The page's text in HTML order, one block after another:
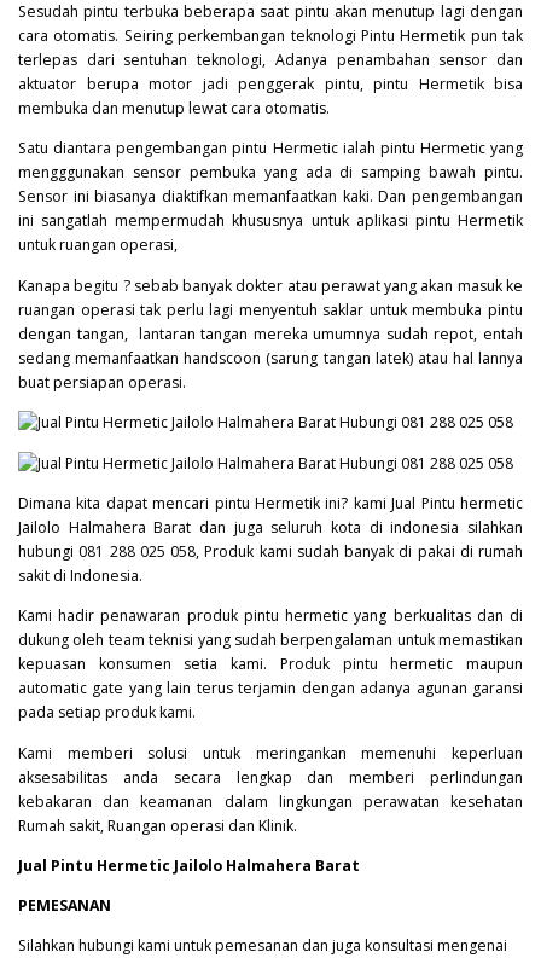
Sesudah pintu terbuka beberapa saat pintu akan menutup lagi dengan
cara otomatis. Seiring perkembangan teknologi Pintu Hermetik pun tak
terlepas dari sentuhan teknologi, Adanya penambahan sensor dan
aktuator berupa motor jadi penggerak pintu, pintu Hermetik bisa
membuka dan menutup lewat cara otomatis.
Satu diantara pengembangan pintu Hermetic ialah pintu Hermetic yang
mengggunakan sensor pembuka yang ada di samping bawah pintu.
Sensor ini biasanya diaktifkan memanfaatkan kaki. Dan pengembangan
ini sangatlah mempermudah khususnya untuk aplikasi pintu Hermetik
untuk ruangan operasi,
Kanapa begitu ? sebab banyak dokter atau perawat yang akan masuk ke
ruangan operasi tak perlu lagi menyentuh saklar untuk membuka pintu
dengan tangan, lantaran tangan mereka umumnya sudah repot, entah
sedang memanfaatkan handscoon (sarung tangan latek) atau hal lannya
buat persiapan operasi.
Dimana kita dapat mencari pintu Hermetik ini? kami Jual Pintu hermetic
Jailolo Halmahera Barat dan juga seluruh kota di indonesia silahkan
hubungi 081 288 025 058, Produk kami sudah banyak di pakai di rumah
sakit di Indonesia.
Kami hadir penawaran produk pintu hermetic yang berkualitas dan di
dukung oleh team teknisi yang sudah berpengalaman untuk memastikan
kepuasan konsumen setia kami. Produk pintu hermetic maupun
automatic gate yang lain terus terjamin dengan adanya agunan garansi
pada setiap produk kami.
Kami memberi solusi untuk meringankan memenuhi keperluan
aksesabilitas anda secara lengkap dan memberi perlindungan
kebakaran dan keamanan dalam lingkungan perawatan kesehatan
Rumah sakit, Ruangan operasi dan Klinik.
Jual Pintu Hermetic Jailolo Halmahera Barat
PEMESANAN
Silahkan hubungi kami untuk pemesanan dan juga konsultasi mengenai